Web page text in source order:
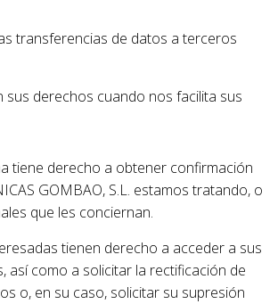
transferencias de datos a terceros
sus derechos cuando nos facilita sus
tiene derecho a obtener confirmación
GOMBAO, S.L. estamos tratando, o
que les conciernan.
tienen derecho a acceder a sus
así como a solicitar la rectificación de
o, en su caso, solicitar su supresión